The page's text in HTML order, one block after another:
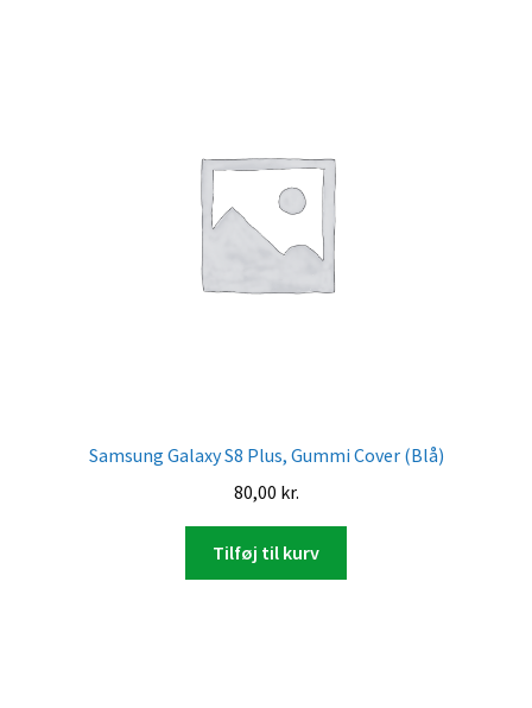
Samsung Galaxy S8 Plus, Gummi Cover (Blå)
80,00 kr.
Tilføj til kurv